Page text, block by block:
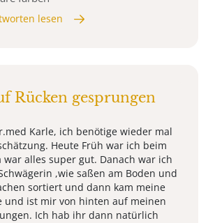
lesen
Rücken gesprungen
Karle, ich benötige wieder mal
Heute Früh war ich beim
war alles super gut. Danach war ich
,wie saßen am Boden und
sortiert und dann kam meine
und ist mir von hinten auf meinen
Ich hab ihr dann natürlich